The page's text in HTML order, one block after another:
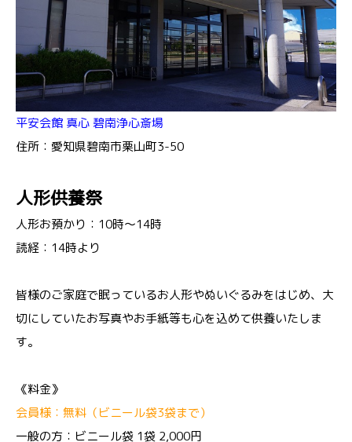
平安会館 真心 碧南浄心斎場
住所：愛知県碧南市栗山町3-50
人形供養祭
人形お預かり：10時～14時
読経：14時より
皆様のご家庭で眠っているお人形やぬいぐるみをはじめ、大
切にしていたお写真やお手紙等も心を込めて供養いたしま
す。
《料金》
会員様：無料（ビニール袋3袋まで）
一般の方：ビニール袋 1袋 2,000円